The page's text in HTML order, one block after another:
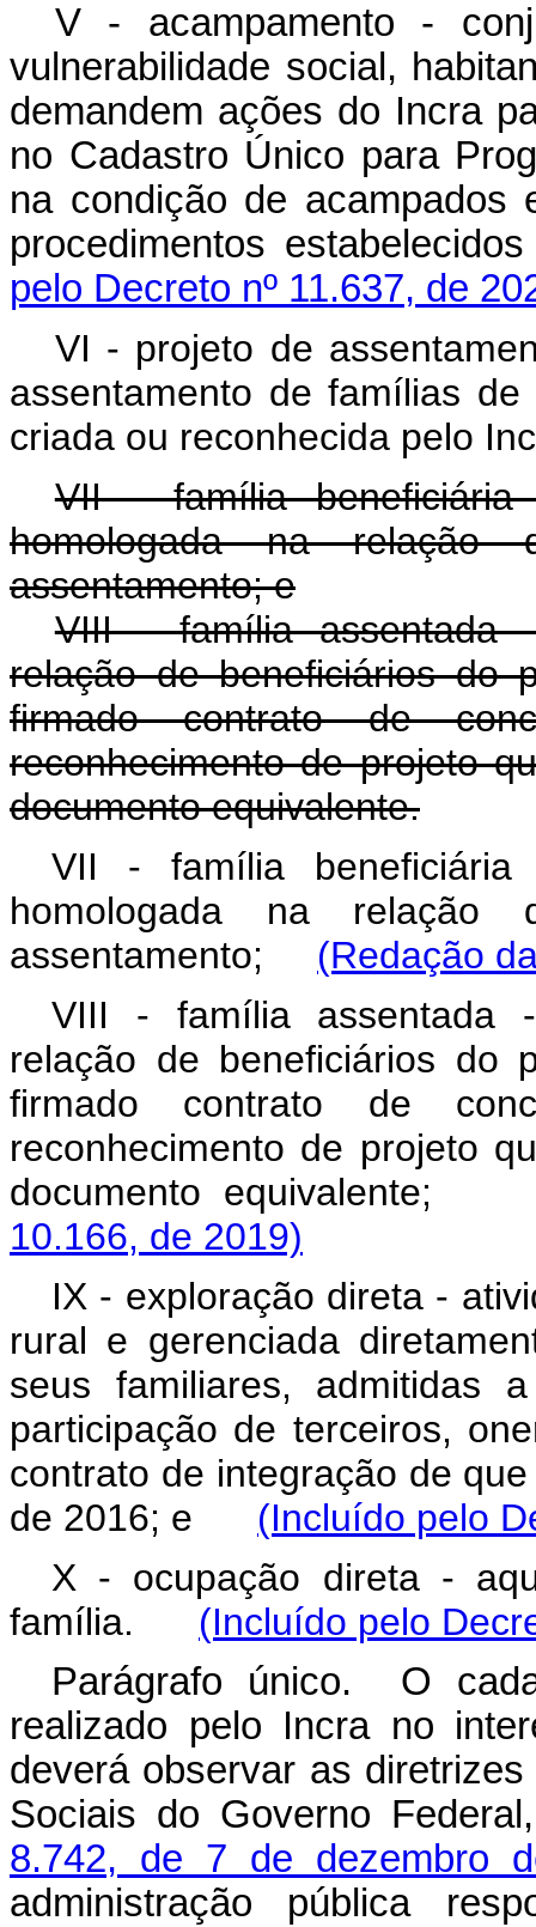
V - acampamento -
vulnerabilidade social,
demandem ações do Incra
no Cadastro Único para
na condição de acampados
procedimentos
pelo Decreto nº 11.637, de
VI - projeto de
assentamento de famílias
criada ou reconhecida pelo
VII - família
homologada na relação
assentamento; e
VIII - família assentada
relação de beneficiários do
firmado contrato de
reconhecimento de projeto
documento equivalente.
VII - família
homologada na
assentamento; (Redação
VIII - família assentada
relação de beneficiários do
firmado contrato de
reconhecimento de projeto
documento
10.166, de 2019)
IX - exploração direta -
rural e gerenciada
seus familiares, admitidas
participação de terceiros,
contrato de integração de
de 2016; e (Incluído pelo
X - ocupação direta -
família. (Incluído pelo
Parágrafo único. O
realizado pelo Incra no
deverá observar as
Sociais do Governo
8.742, de 7 de dezembro
administração pública